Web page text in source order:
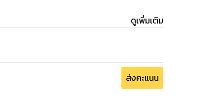
ดูเพิ่มเติม
ส่งคะแนน